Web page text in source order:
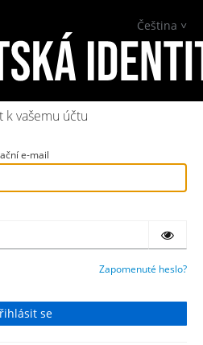
Čeština
k vašemu účtu
e-mail
Zapomenuté heslo?